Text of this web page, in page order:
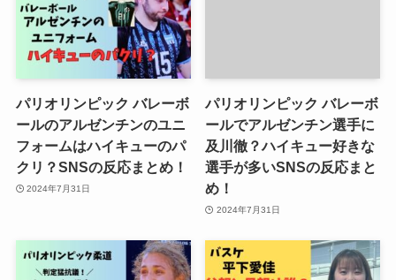
パリオリンピック バレーボ
ールのアルゼンチンのユニ
フォームはハイキューのパ
クリ？SNSの反応まとめ！
2024年7月31日
パリオリンピック バレーボ
ールでアルゼンチン選手に
及川徹？ハイキュー好きな
選手が多いSNSの反応まと
め！
2024年7月31日